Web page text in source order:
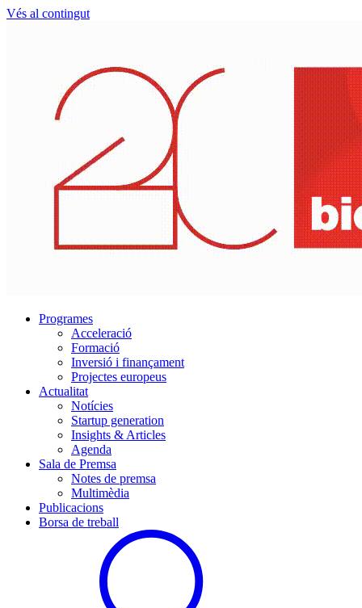
Vés al contingut
Programes
Acceleració
Formació
Inversió i finançament
Projectes europeus
Actualitat
Notícies
Startup generation
Insights & Articles
Agenda
Sala de Premsa
Notes de premsa
Multimèdia
Publicacions
Borsa de treball